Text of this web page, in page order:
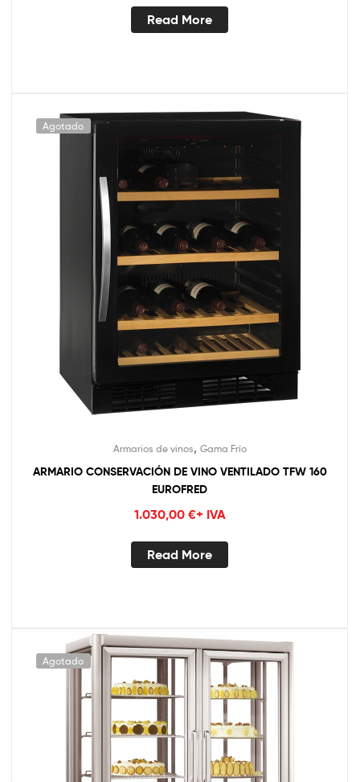
Read More
Agotado
Armarios de vinos, Gama Frío
ARMARIO CONSERVACIÓN DE VINO VENTILADO TFW 160
EUROFRED
1.030,00 €+ IVA
Read More
Agotado